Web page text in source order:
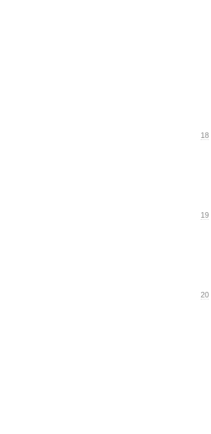
18
19
20